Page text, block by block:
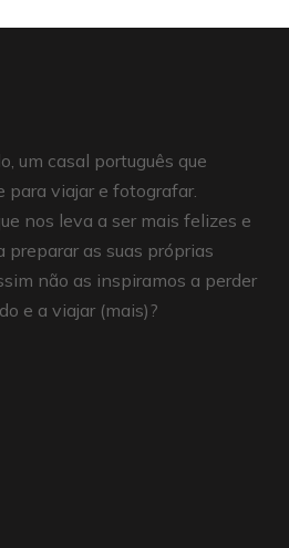
um casal português que
viajar e fotografar.
nos leva a ser mais felizes e
preparar as suas próprias
não as inspiramos a perder
e a viajar (mais)?